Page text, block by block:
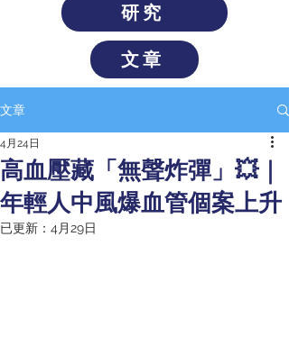
研究
文章
文章
高血壓藏「無聲炸彈」💥｜
年輕人中風爆血管個案上升
4月24日
已更新： 4月29日